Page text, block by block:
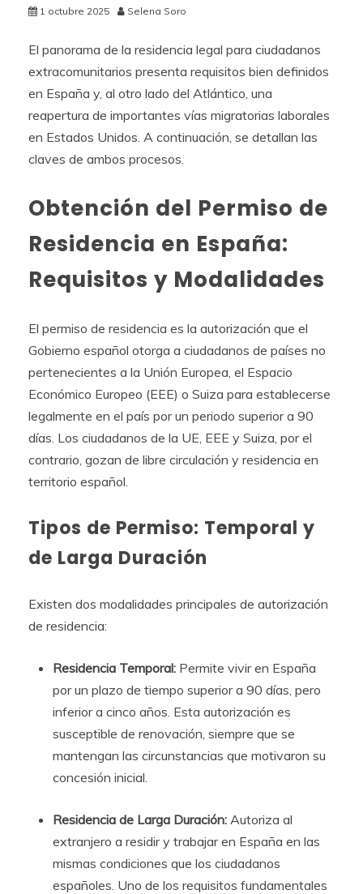
1 octubre 2025 Selena Soro
El panorama de la residencia legal para ciudadanos
extracomunitarios presenta requisitos bien definidos
en España y, al otro lado del Atlántico, una
reapertura de importantes vías migratorias laborales
en Estados Unidos. A continuación, se detallan las
claves de ambos procesos.
Obtención del Permiso de
Residencia en España:
Requisitos y Modalidades
El permiso de residencia es la autorización que el
Gobierno español otorga a ciudadanos de países no
pertenecientes a la Unión Europea, el Espacio
Económico Europeo (EEE) o Suiza para establecerse
legalmente en el país por un periodo superior a 90
días. Los ciudadanos de la UE, EEE y Suiza, por el
contrario, gozan de libre circulación y residencia en
territorio español.
Tipos de Permiso: Temporal y
de Larga Duración
Existen dos modalidades principales de autorización
de residencia:
Residencia Temporal: Permite vivir en España
por un plazo de tiempo superior a 90 días, pero
inferior a cinco años. Esta autorización es
susceptible de renovación, siempre que se
mantengan las circunstancias que motivaron su
concesión inicial.
Residencia de Larga Duración: Autoriza al
extranjero a residir y trabajar en España en las
mismas condiciones que los ciudadanos
españoles. Uno de los requisitos fundamentales